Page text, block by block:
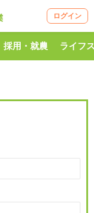
ログイン
採用・就農 ライフ